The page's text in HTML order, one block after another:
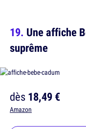
Une affiche
suprême
dès18,49 €
Amazon